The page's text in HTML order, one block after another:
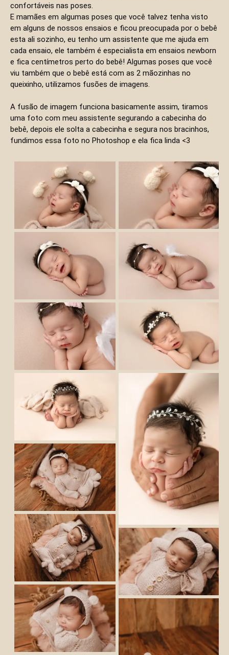
confortáveis nas poses.
E mamães em algumas poses que você talvez tenha visto
em alguns de nossos ensaios e ficou preocupada por o bebê
esta ali sozinho, eu tenho um assistente que me ajuda em
cada ensaio, ele também é especialista em ensaios newborn
e fica centímetros perto do bebê! Algumas poses que você
viu também que o bebê está com as 2 mãozinhas no
queixinho, utilizamos fusões de imagens.
A fusão de imagem funciona basicamente assim, tiramos
uma foto com meu assistente segurando a cabecinha do
bebê, depois ele solta a cabecinha e segura nos bracinhos,
fundimos essa foto no Photoshop e ela fica linda <3